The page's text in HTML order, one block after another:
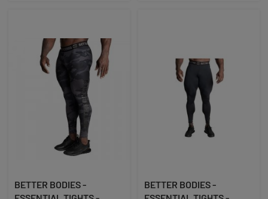
BETTER BODIES -
BETTER BODIES -